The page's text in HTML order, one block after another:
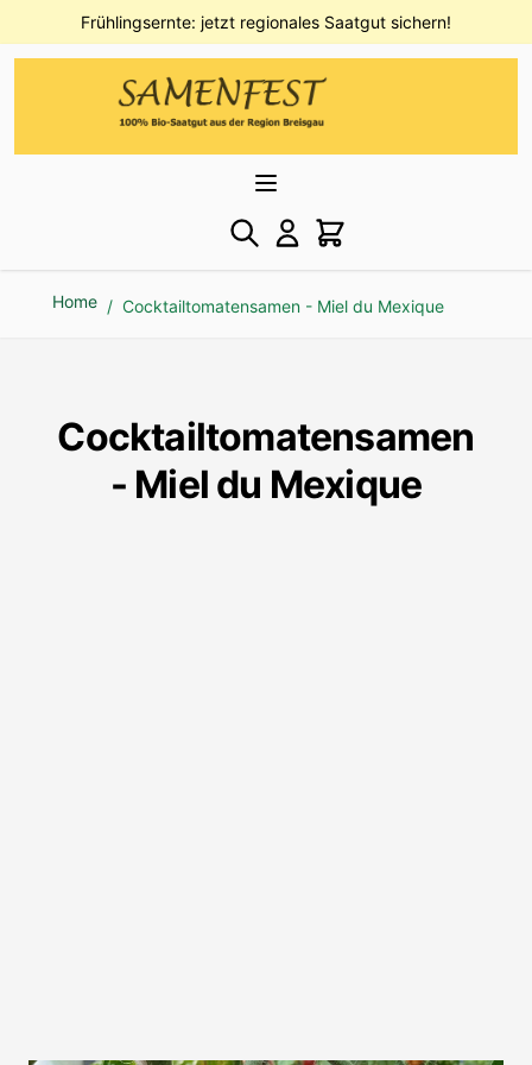
Direkt zum InhaltFrühlingsernte: jetzt regionales Saatgut sichern!
Home / Cocktailtomatensamen - Miel du Mexique
Cocktailtomatensamen
- Miel du Mexique